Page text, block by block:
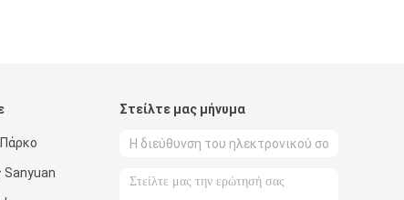
Sanyuan
Στείλτε μας μήνυμα